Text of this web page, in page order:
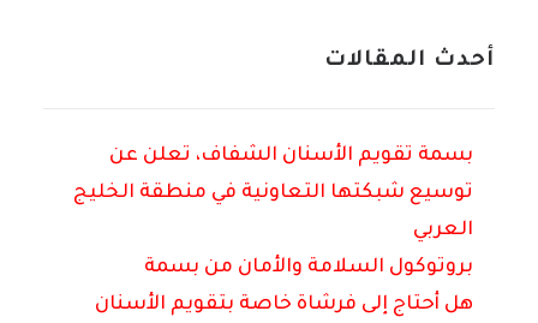
أحدث المقالات
بسمة تقويم الأسنان الشفاف، تعلن عن
توسيع شبكتها التعاونية في منطقة الخليج
العربي
بروتوكول السلامة والأمان من بسمة
هل أحتاج إلى فرشاة خاصة بتقويم الأسنان